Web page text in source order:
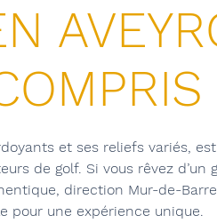
et ses reliefs variés,
de golf. Si vous rêvez d’un
direction Mur-de-
pour une expérience unique.